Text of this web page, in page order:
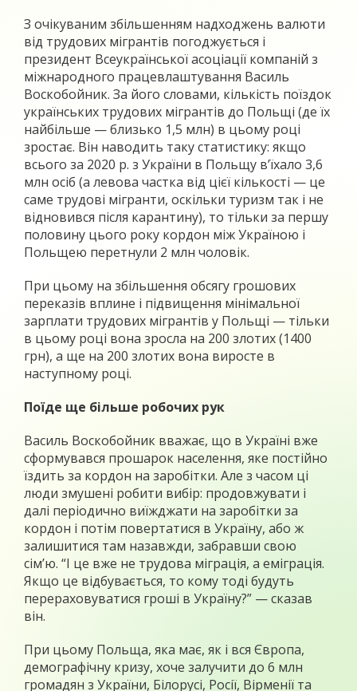
З очікуваним збільшенням надходжень валюти
від трудових мігрантів погоджується і
президент Всеукраїнської асоціації компаній з
міжнародного працевлаштування Василь
Воскобойник. За його словами, кількість поїздок
українських трудових мігрантів до Польщі (де їх
найбільше — близько 1,5 млн) в цьому році
зростає. Він наводить таку статистику: якщо
всього за 2020 р. з України в Польщу в’їхало 3,6
млн осіб (а левова частка від цієї кількості — це
саме трудові мігранти, оскільки туризм так і не
відновився після карантину), то тільки за першу
половину цього року кордон між Україною і
Польщею перетнули 2 млн чоловік.
При цьому на збільшення обсягу грошових
переказів вплине і підвищення мінімальної
зарплати трудових мігрантів у Польщі — тільки
в цьому році вона зросла на 200 злотих (1400
грн), а ще на 200 злотих вона виросте в
наступному році.
Поїде ще більше робочих рук
Василь Воскобойник вважає, що в Україні вже
сформувався прошарок населення, яке постійно
їздить за кордон на заробітки. Але з часом ці
люди змушені робити вибір: продовжувати і
далі періодично виїжджати на заробітки за
кордон і потім повертатися в Україну, або ж
залишитися там назавжди, забравши свою
сім’ю. “І це вже не трудова міграція, а еміграція.
Якщо це відбувається, то кому тоді будуть
перераховуватися гроші в Україну?” — сказав
він.
При цьому Польща, яка має, як і вся Європа,
демографічну кризу, хоче залучити до 6 млн
громадян з України, Білорусі, Росії, Вірменії та